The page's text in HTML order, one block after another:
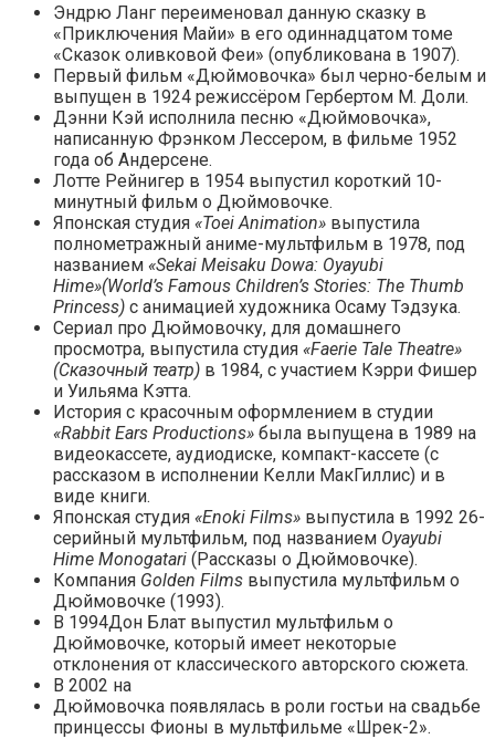
Эндрю Ланг переименовал данную сказку в
«Приключения Майи» в его одиннадцатом томе
«Сказок оливковой Феи» (опубликована в 1907).
Первый фильм «Дюймовочка» был черно-белым и
выпущен в 1924 режиссёром Гербертом M. Доли.
Дэнни Кэй исполнила песню «Дюймовочка»,
написанную Фрэнком Лессером, в фильме 1952
года об Андерсене.
Лотте Рейнигер в 1954 выпустил короткий 10-
минутный фильм о Дюймовочке.
Японская студия «Toei Animation» выпустила
полнометражный аниме-мультфильм в 1978, под
названием «Sekai Meisaku Dowa: Oyayubi
Hime»(World’s Famous Children’s Stories: The Thumb
Princess) с анимацией художника Осаму Тэдзука.
Сериал про Дюймовочку, для домашнего
просмотра, выпустила студия «Faerie Tale Theatre»
(Сказочный театр) в 1984, с участием Кэрри Фишер
и Уильяма Кэтта.
История с красочным оформлением в студии
«Rabbit Ears Productions» была выпущена в 1989 на
видеокассете, аудиодиске, компакт-кассете (с
рассказом в исполнении Келли МакГиллис) и в
виде книги.
Японская студия «Enoki Films» выпустила в 1992 26-
серийный мультфильм, под названием Oyayubi
Hime Monogatari (Рассказы о Дюймовочке).
Компания Golden Films выпустила мультфильм о
Дюймовочке (1993).
В 1994Дон Блат выпустил мультфильм о
Дюймовочке, который имеет некоторые
отклонения от классического авторского сюжета.
В 2002 на
Дюймовочка появлялась в роли гостьи на свадьбе
принцессы Фионы в мультфильме «Шрек-2».